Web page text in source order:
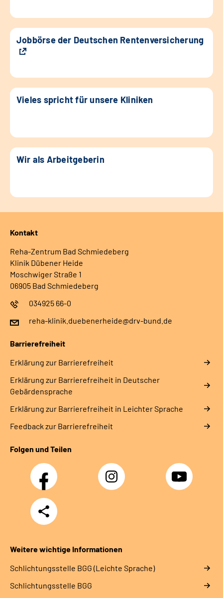
Jobbörse der Deutschen Rentenversicherung
Vieles spricht für unsere Kliniken
Wir als Arbeitgeberin
Kontakt
Reha-Zentrum Bad Schmiedeberg
Klinik Dübener Heide
Moschwiger Straße 1
06905 Bad Schmiedeberg
034925 66-0
reha-klinik.duebenerheide@drv-bund.de
Barrierefreiheit
Erklärung zur Barrierefreiheit
Erklärung zur Barrierefreiheit in Deutscher
Gebärdensprache
Erklärung zur Barrierefreiheit in Leichter Sprache
Feedback zur Barrierefreiheit
Folgen und Teilen
Facebook Instagram YouTube
Teilen
Weitere wichtige Informationen
Schlich­tungs­stel­le BGG (Leichte Sprache)
Schlich­tungs­stel­le BGG